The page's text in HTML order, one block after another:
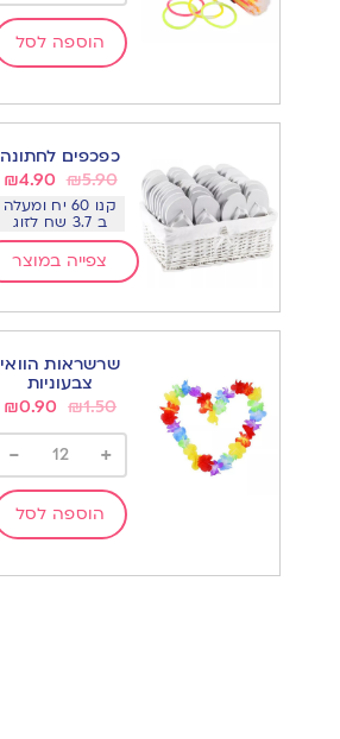
הוספה לסל
כפכפים לחתונה
₪5.90
₪4.90
קנו 60 יח ומעלה
ב 3.7 שח לזוג
צפייה במוצר
שרשראות הוואי
צבעוניות
₪1.50
₪0.90
+
-
הוספה לסל